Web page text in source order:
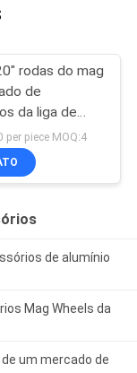
rodas do mag
de
da liga de
per piece MOQ:4
de alumínio
Mag Wheels da
um mercado de